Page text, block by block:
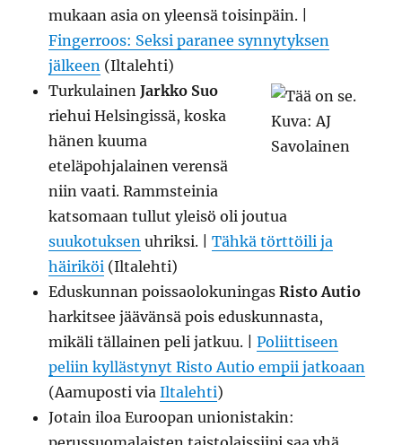
mukaan asia on yleensä toisinpäin. |
Fingerroos: Seksi paranee synnytyksen
jälkeen (Iltalehti)
TurkulainenJarkko Suo
riehui Helsingissä, koska
hänen kuuma
eteläpohjalainen verensä
niin vaati. Rammsteinia
katsomaan tullut yleisö oli joutua
suukotuksen uhriksi. |Tähkä törttöili ja
häiriköi (Iltalehti)
Eduskunnan poissaolokuningasRisto Autio
harkitsee jäävänsä pois eduskunnasta,
mikäli tällainen peli jatkuu. |Poliittiseen
peliin kyllästynyt Risto Autio empii jatkoaan
(Aamuposti viaIltalehti)
Jotain iloa Euroopan unionistakin: